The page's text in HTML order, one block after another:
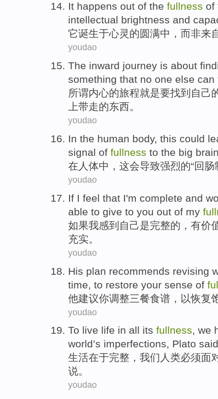
It happens out of the fullness of
intellectual brightness and
它诞生于心灵 的圆满中， 而非来
youdao
The inward journey is about
something that no one else can
所谓内心的旅程就是要找到 自己
上带走的东西。
youdao
In the human body, this could
signal of fullness to the big
在 人体中， 这会导致强烈的“回肠
youdao
If I feel that I'm complete and
able to give to you out of my
如果我感到 自己是完整的 ， 有价
充实。
youdao
His plan recommends revising
time, to restore your sense of
他建议你调整三餐食谱 ， 以恢复
youdao
To live life in all its fullness, we
world’s imperfections, Plato said
生活在于完整 ， 我们 人类必须面
说。
youdao